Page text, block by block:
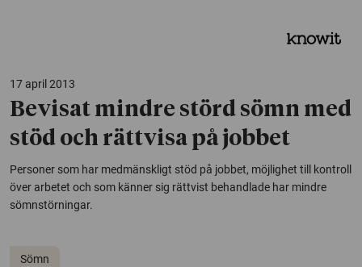
17 april 2013
Bevisat mindre störd sömn med
stöd och rättvisa på jobbet
Personer som har medmänskligt stöd på jobbet, möjlighet till kontroll
över arbetet och som känner sig rättvist behandlade har mindre
sömnstörningar.
Sömn